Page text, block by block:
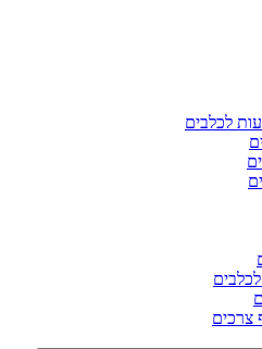
לכלבים
לכלבים
צרכים